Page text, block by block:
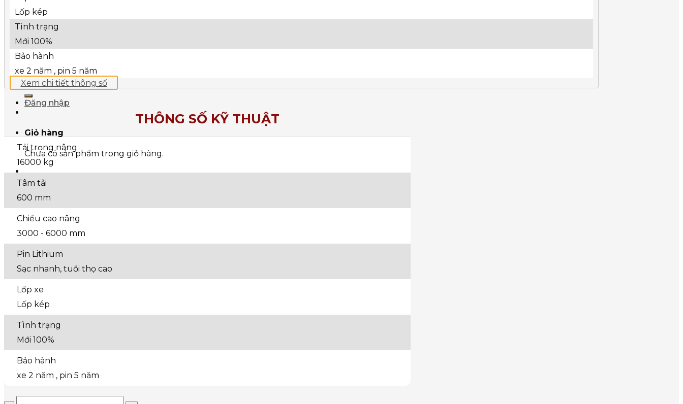
AGV
Tin Tức
Liên Hệ
Tìm
kiếm:
Đăng nhập
Giỏ hàng
Chưa có sản phẩm trong giỏ hàng.
Lốp kép
Tình trạng
Mới 100%
Bảo hành
xe 2 năm , pin 5 năm
Xem chi tiết thông số
THÔNG SỐ KỸ THUẬT
Tải trọng nâng
16000 kg
Tâm tải
600 mm
Chiều cao nâng
3000 - 6000 mm
Pin Lithium
Sạc nhanh, tuổi thọ cao
Lốp xe
Lốp kép
Tình trạng
Mới 100%
Bảo hành
xe 2 năm , pin 5 năm